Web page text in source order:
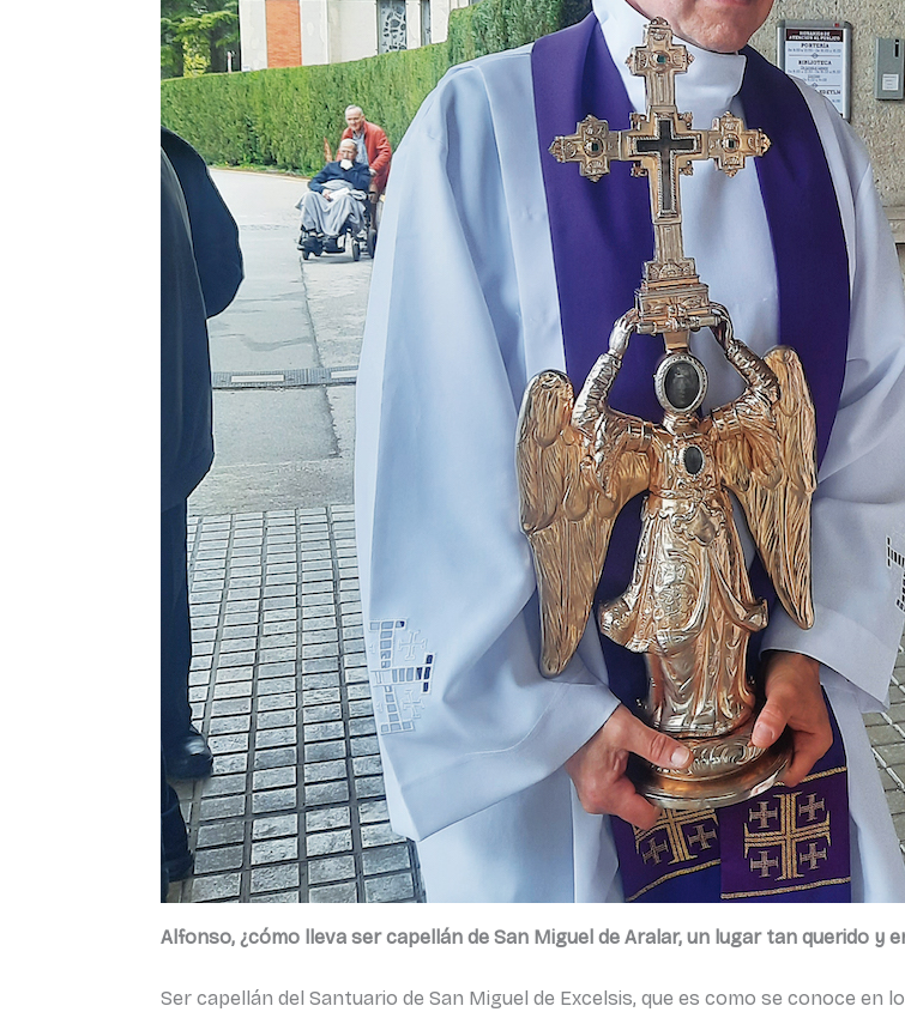
Alfonso, ¿cómo lleva ser capellán de San Miguel de Aralar, un lugar tan querido y
Ser capellán del Santuario de San Miguel de Excelsis, que es como se conoce